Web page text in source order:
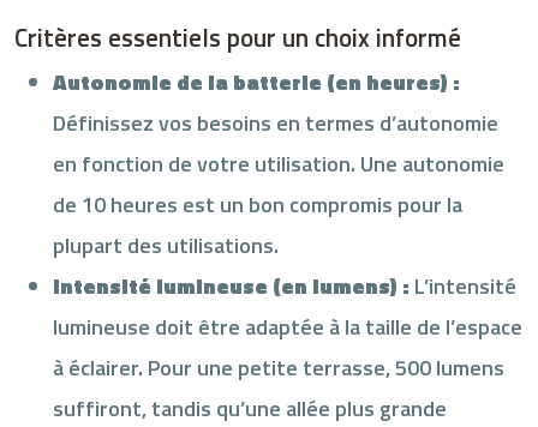
Critères essentiels pour un choix informé
Autonomie de la batterie (en heures) :
Définissez vos besoins en termes d’autonomie
en fonction de votre utilisation. Une autonomie
de 10 heures est un bon compromis pour la
plupart des utilisations.
Intensité lumineuse (en lumens) : L’intensité
lumineuse doit être adaptée à la taille de l’espace
à éclairer. Pour une petite terrasse, 500 lumens
suffiront, tandis qu’une allée plus grande